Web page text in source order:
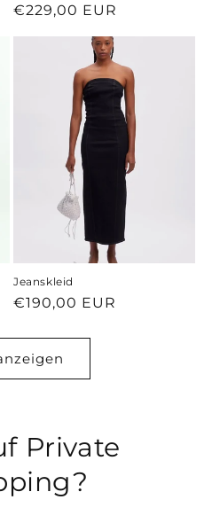
Normaler
€229,00 EUR
Jeanskleid
Normaler
€190,00 EUR
Private